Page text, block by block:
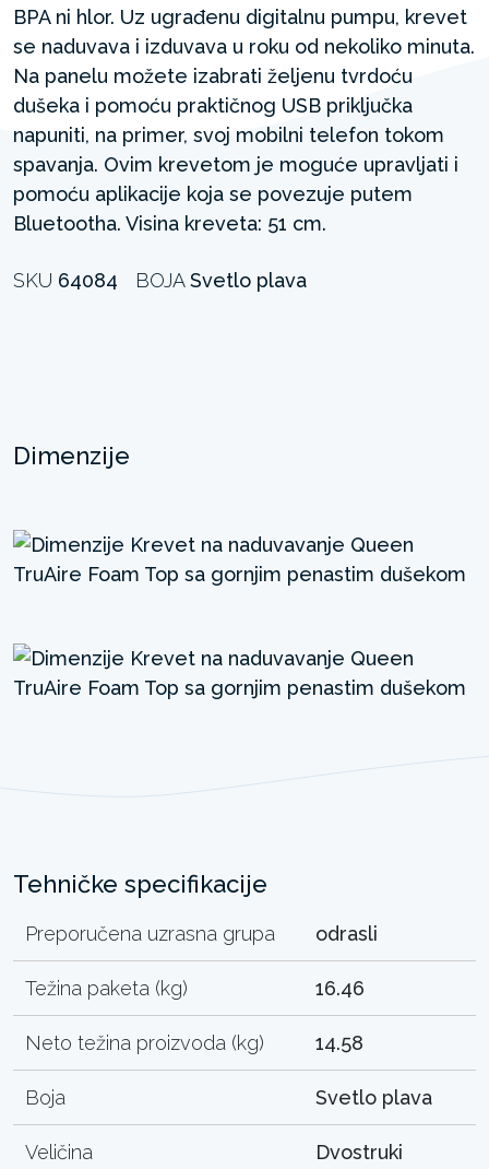
BPA ni hlor. Uz ugrađenu digitalnu pumpu, krevet
se naduvava i izduvava u roku od nekoliko minuta.
Na panelu možete izabrati željenu tvrdoću
dušeka i pomoću praktičnog USB priključka
napuniti, na primer, svoj mobilni telefon tokom
spavanja. Ovim krevetom je moguće upravljati i
pomoću aplikacije koja se povezuje putem
Bluetootha. Visina kreveta: 51 cm.
SKU 64084 BOJASvetlo plava
Dimenzije
Tehničke specifikacije
Preporučena uzrasna grupa odrasli
Težina paketa (kg) 16.46
Neto težina proizvoda (kg) 14.58
Boja Svetlo plava
Veličina Dvostruki